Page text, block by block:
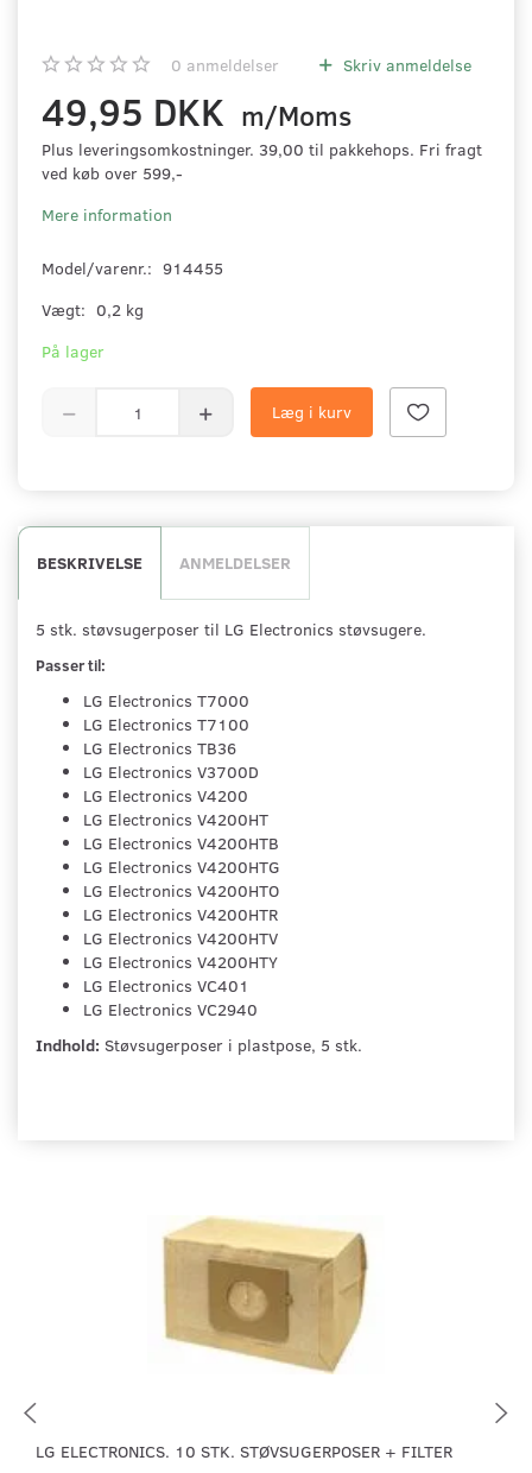
0 anmeldelser Skriv anmeldelse
49,95 DKK m/Moms
Plus leveringsomkostninger. 39,00 til pakkehops. Fri fragt
ved køb over 599,-
Mere information
Model/varenr.: 914455
Vægt: 0,2 kg
På lager
Læg i kurv
BESKRIVELSE ANMELDELSER
5 stk. støvsugerposer til LG Electronics støvsugere.
Passer til:
LG Electronics T7000
LG Electronics T7100
LG Electronics TB36
LG Electronics V3700D
LG Electronics V4200
LG Electronics V4200HT
LG Electronics V4200HTB
LG Electronics V4200HTG
LG Electronics V4200HTO
LG Electronics V4200HTR
LG Electronics V4200HTV
LG Electronics V4200HTY
LG Electronics VC401
LG Electronics VC2940
Indhold: Støvsugerposer i plastpose, 5 stk.
LG ELECTRONICS. 10 STK. STØVSUGERPOSER + FILTER